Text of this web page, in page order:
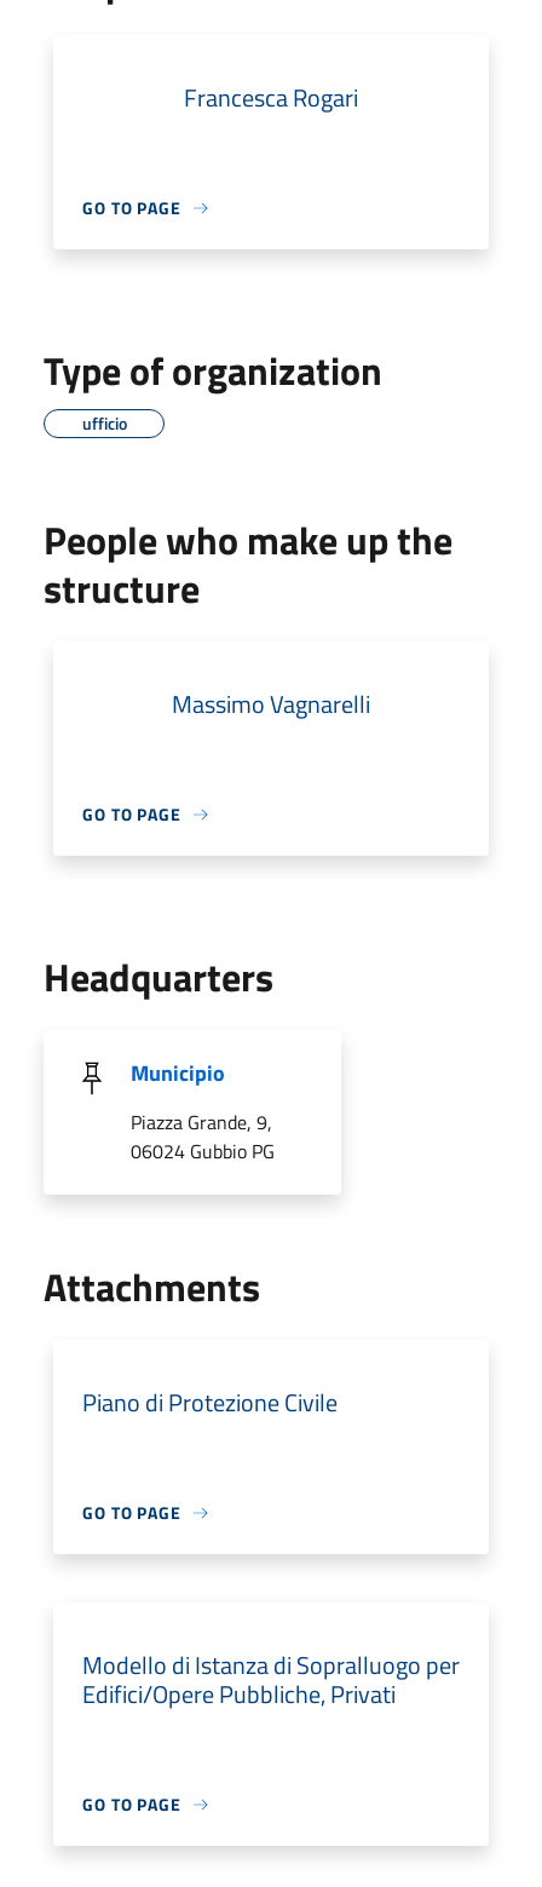
Francesca Rogari
GO TO PAGE
Type of organization
ufficio
People who make up the
structure
Massimo Vagnarelli
GO TO PAGE
Headquarters
Municipio
Piazza Grande, 9,
06024 Gubbio PG
Attachments
Piano di Protezione Civile
GO TO PAGE
Modello di Istanza di Sopralluogo per
Edifici/Opere Pubbliche, Privati
GO TO PAGE